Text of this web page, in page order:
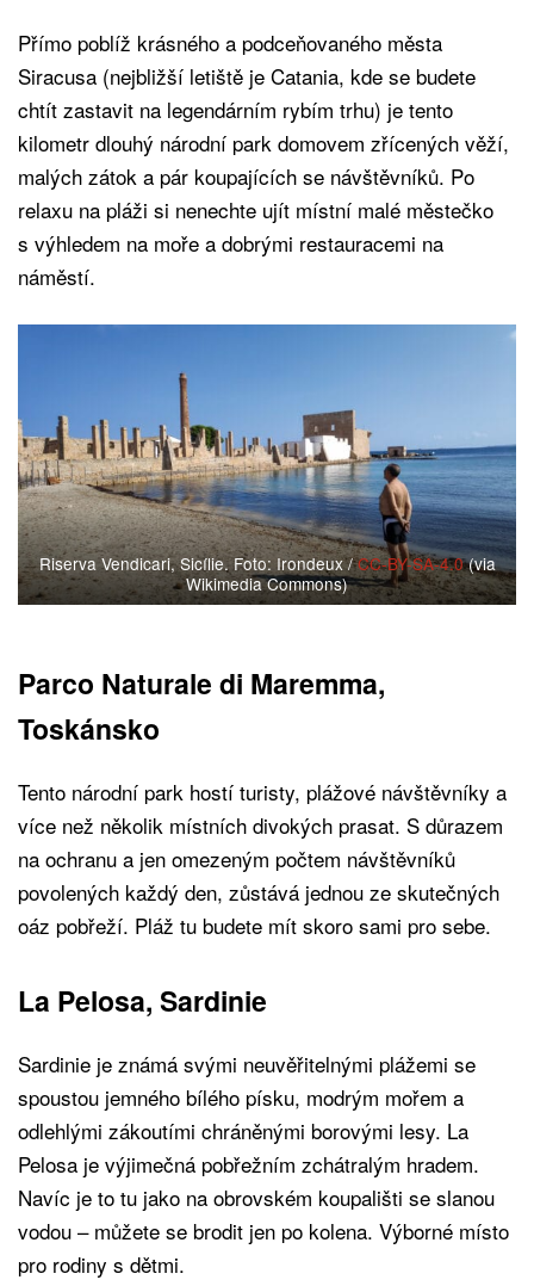
Přímo poblíž krásného a podceňovaného města
Siracusa (nejbližší letiště je Catania, kde se budete
chtít zastavit na legendárním rybím trhu) je tento
kilometr dlouhý národní park domovem zřícených věží,
malých zátok a pár koupajících se návštěvníků. Po
relaxu na pláži si nenechte ujít místní malé městečko
s výhledem na moře a dobrými restauracemi na
náměstí.
Riserva Vendicari, Sicílie. Foto: Irondeux /CC-BY-SA-4.0(via
Wikimedia Commons)
Parco Naturale di Maremma,
Toskánsko
Tento národní park hostí turisty, plážové návštěvníky a
více než několik místních divokých prasat. S důrazem
na ochranu a jen omezeným počtem návštěvníků
povolených každý den, zůstává jednou ze skutečných
oáz pobřeží. Pláž tu budete mít skoro sami pro sebe.
La Pelosa, Sardinie
Sardinie je známá svými neuvěřitelnými plážemi se
spoustou jemného bílého písku, modrým mořem a
odlehlými zákoutími chráněnými borovými lesy. La
Pelosa je výjimečná pobřežním zchátralým hradem.
Navíc je to tu jako na obrovském koupališti se slanou
vodou – můžete se brodit jen po kolena. Výborné místo
pro rodiny s dětmi.